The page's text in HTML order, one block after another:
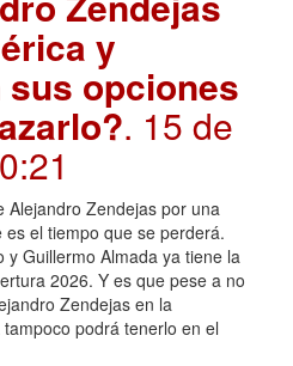
y
opciones
. 15 de
Alejandro Zendejas por una
el tiempo que se perderá.
y Guillermo Almada ya tiene la
2026. Y es que pese a no
Zendejas en la
podrá tenerlo en el